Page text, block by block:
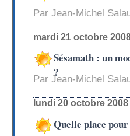
Par Jean-Michel
mardi 21 octobre
Sésamath : un
?
Par Jean-Michel
lundi 20 octobre 2008
Quelle place